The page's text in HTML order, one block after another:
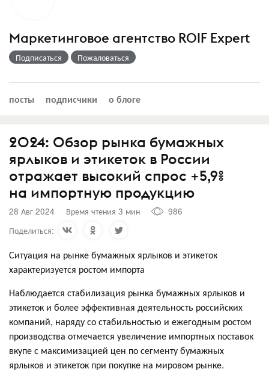
Маркетинговое агентство ROIF Expert
Подписаться Пожаловаться
посты подписчики о блоге
2024: Обзор рынка бумажных
ярлыков и этикеток в России
отражает высокий спрос +5,9%
на импортную продукцию
28 Авг 2024 Время чтения 3 мин
986
Поделиться:
Ситуация на рынке бумажных ярлыков и этикеток
характеризуется ростом импорта
Наблюдается стабилизация рынка бумажных ярлыков и
этикеток и более эффективная деятельность российских
компаний, наряду со стабильностью и ежегодным ростом
производства отмечается увеличение импортных поставок
вкупе с максимизацией цен по сегменту бумажных
ярлыков и этикеток при покупке на мировом рынке.